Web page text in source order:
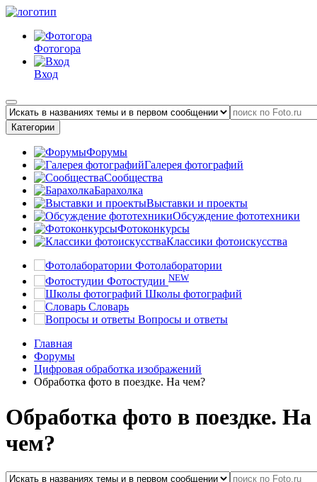
Фотогора
Вход
Категории
Форумы
Галерея фотографий
Сообщества
Барахолка
Выставки и проекты
Обсуждение фототехники
Фотоконкурсы
Классики фотоискусства
Фотолаборатории
Фотостудии NEW
Школы фотографий
Словарь
Вопросы и ответы
Главная
Форумы
Цифровая обработка изображений
Обработка фото в поездке. На чем?
Обработка фото в поездке. На
чем?